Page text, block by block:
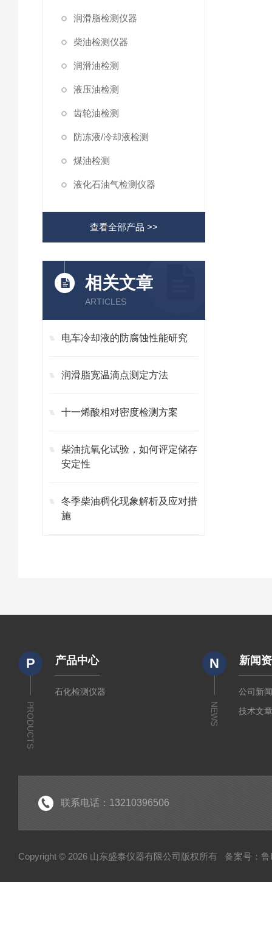
润滑脂检测仪器
柴油检测仪器
润滑油检测
液压油检测
齿轮油检测
防冻液/冷却液检测
煤油检测
液化石油气检测仪器
查看全部产品 >>
相关文章
ARTICLES
电车冷却液的防腐蚀性能研究
润滑脂宽温滴点测定方法
十一烯酸相对密度检测方案
柴油抗氧化试验，如何评定储存
安定性
冬季柴油稠化现象解析及应对措
施
P
PRODUCTS
产品中心
石化检测仪器
N
NEWS
新闻
公司新
技术文
联系电话：13210396506
Copyright © 2026 山东盛泰仪器有限公司版权所有 备案号：